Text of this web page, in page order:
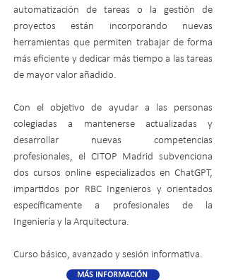
automatización de tareas o la gestión de
proyectos están incorporando nuevas
herramientas que permiten trabajar de forma
más eficiente y dedicar más tiempo a las tareas
de mayor valor añadido.
Con el objetivo de ayudar a las personas
colegiadas a mantenerse actualizadas y
desarrollar nuevas competencias
profesionales, el CITOP Madrid subvenciona
dos cursos online especializados en ChatGPT,
impartidos por RBC Ingenieros y orientados
específicamente a profesionales de la
Ingeniería y la Arquitectura.
Curso básico, avanzado y sesión informativa.
MÁS INFORMACIÓN